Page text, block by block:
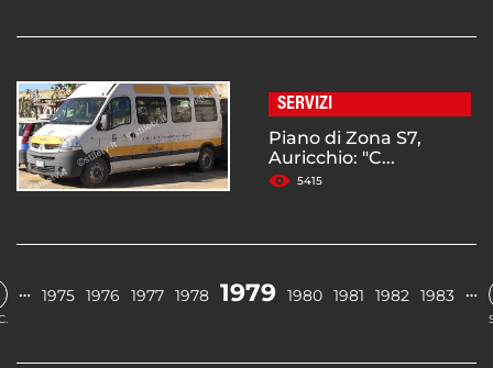
SERVIZI
Piano di Zona S7,
Auricchio: "C...
5415
… 1975 1976 1977 1978 1979 1980 1981 1982 1983 …